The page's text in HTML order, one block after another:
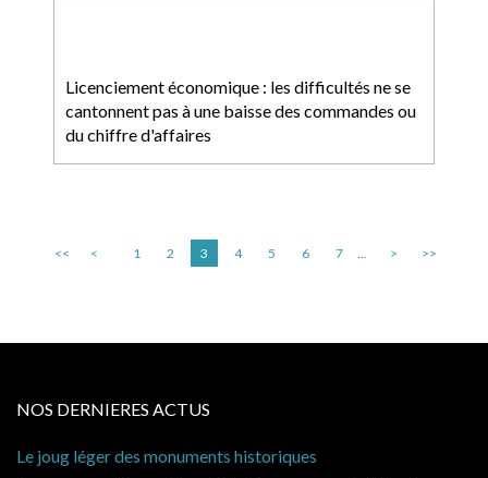
Licenciement économique : les difficultés ne se
cantonnent pas à une baisse des commandes ou
du chiffre d'affaires
<< < 1 2 3 4 5 6 7 ... > >>
NOS DERNIERES ACTUS
historiques